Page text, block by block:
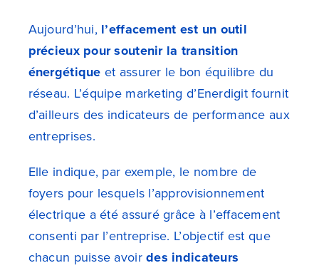
Aujourd’hui, l’effacement est un outil
précieux pour soutenir la transition
énergétique et assurer le bon équilibre du
réseau. L’équipe marketing d’Enerdigit fournit
d’ailleurs des indicateurs de performance aux
entreprises.
Elle indique, par exemple, le nombre de
foyers pour lesquels l’approvisionnement
électrique a été assuré grâce à l’effacement
consenti par l’entreprise. L’objectif est que
chacun puisse avoirdes indicateurs